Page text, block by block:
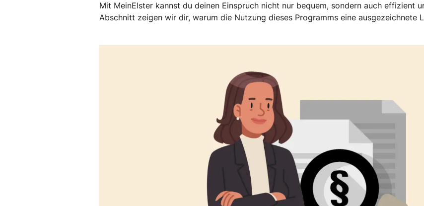
Mit MeinElster kannst du deinen Einspruch nicht nur bequem, sondern auch effizient
Abschnitt zeigen wir dir, warum die Nutzung dieses Programms eine ausgezeichnete